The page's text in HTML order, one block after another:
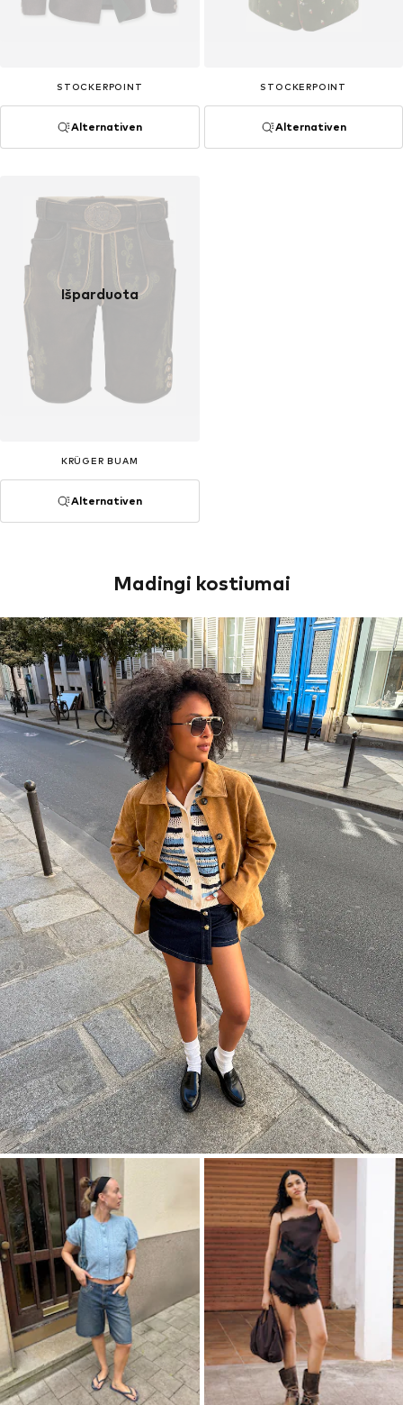
STOCKERPOINT
Alternativen
STOCKERPOINT
Alternativen
Išparduota
KRÜGER BUAM
Alternativen
Madingi kostiumai